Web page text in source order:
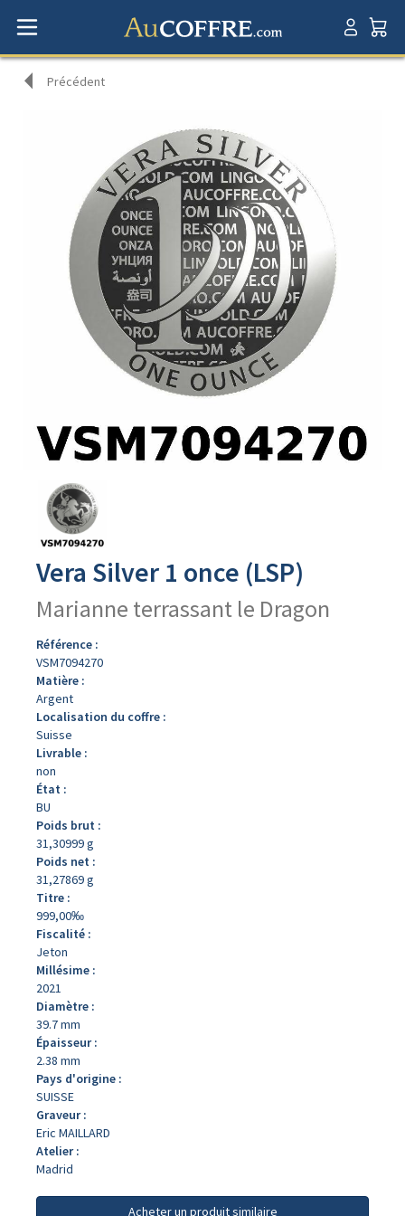
Précédent
produit
Vera Silver 1 once (LSP)
Marianne terrassant le Dragon
Référence :
VSM7094270
Matière :
Argent
Localisation du coffre :
Suisse
Livrable :
non
État :
BU
Poids brut :
31,30999 g
Poids net :
31,27869 g
Titre :
999,00‰
Fiscalité :
Jeton
Millésime :
2021
Diamètre :
39.7 mm
Épaisseur :
2.38 mm
Pays d'origine :
SUISSE
Graveur :
Eric MAILLARD
Atelier :
Madrid
Acheter un produit similaire